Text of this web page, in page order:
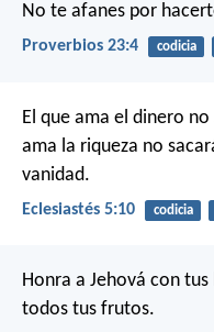
No te afanes por
Proverbios 23:4 codicia
El que ama el dinero
ama la riqueza no
vanidad.
Eclesiastés 5:10 codicia
Honra a Jehová con tus
todos tus frutos.